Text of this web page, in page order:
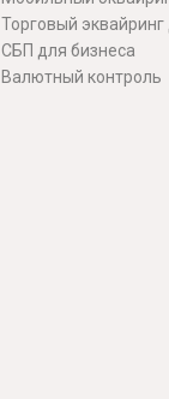
Торговый эквайринг
СБП для бизнеса
Валютный контроль